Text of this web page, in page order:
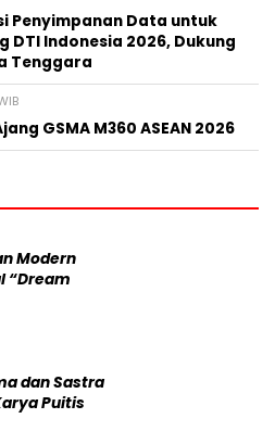
Penyimpanan Data untuk
DTI Indonesia 2026, Dukung
Tenggara
GSMA M360 ASEAN 2026
Modern
“Dream
dan Sastra
Puitis